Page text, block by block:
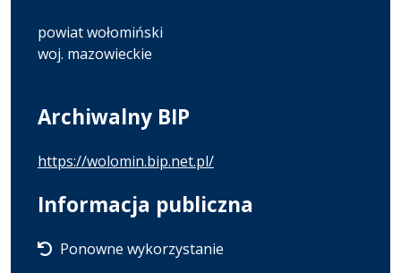
powiat wołomiński
woj. mazowieckie
Archiwalny BIP
https://wolomin.bip.net.pl/
Informacja publiczna
Ponowne wykorzystanie